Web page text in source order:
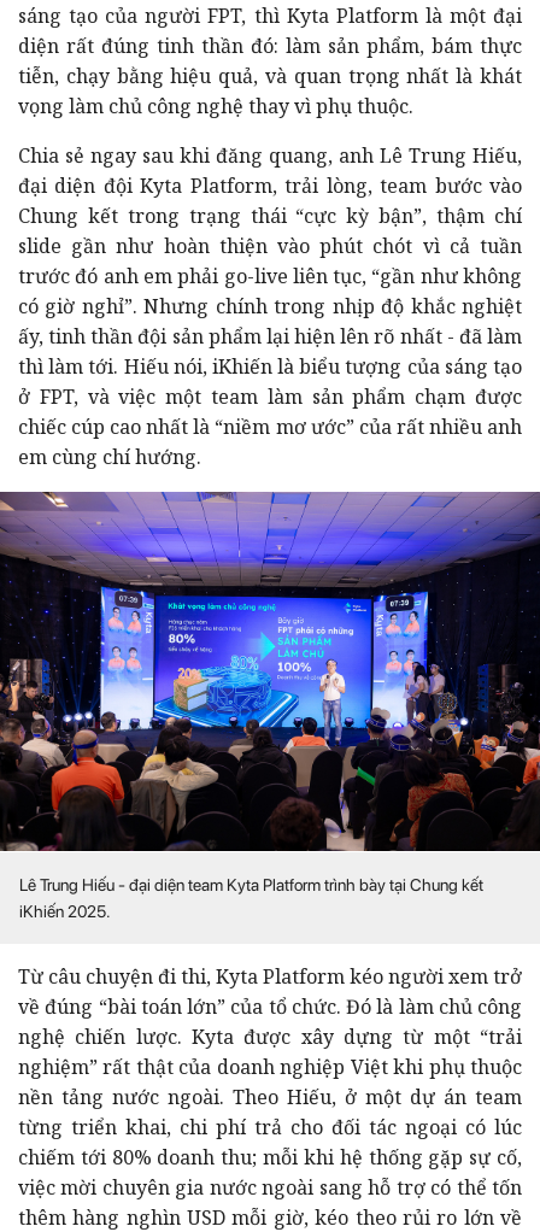
sáng tạo của người FPT, thì Kyta Platform là một đại
diện rất đúng tinh thần đó: làm sản phẩm, bám thực
tiễn, chạy bằng hiệu quả, và quan trọng nhất là khát
vọng làm chủ công nghệ thay vì phụ thuộc.
Chia sẻ ngay sau khi đăng quang, anh Lê Trung Hiếu,
đại diện đội Kyta Platform, trải lòng, team bước vào
Chung kết trong trạng thái “cực kỳ bận”, thậm chí
slide gần như hoàn thiện vào phút chót vì cả tuần
trước đó anh em phải go-live liên tục, “gần như không
có giờ nghỉ”. Nhưng chính trong nhịp độ khắc nghiệt
ấy, tinh thần đội sản phẩm lại hiện lên rõ nhất - đã làm
thì làm tới. Hiếu nói, iKhiến là biểu tượng của sáng tạo
ở FPT, và việc một team làm sản phẩm chạm được
chiếc cúp cao nhất là “niềm mơ ước” của rất nhiều anh
em cùng chí hướng.
Lê Trung Hiếu - đại diện team Kyta Platform trình bày tại Chung kết
iKhiến 2025.
Từ câu chuyện đi thi, Kyta Platform kéo người xem trở
về đúng “bài toán lớn” của tổ chức. Đó là làm chủ công
nghệ chiến lược. Kyta được xây dựng từ một “trải
nghiệm” rất thật của doanh nghiệp Việt khi phụ thuộc
nền tảng nước ngoài. Theo Hiếu, ở một dự án team
từng triển khai, chi phí trả cho đối tác ngoại có lúc
chiếm tới 80% doanh thu; mỗi khi hệ thống gặp sự cố,
việc mời chuyên gia nước ngoài sang hỗ trợ có thể tốn
thêm hàng nghìn USD mỗi giờ, kéo theo rủi ro lớn về